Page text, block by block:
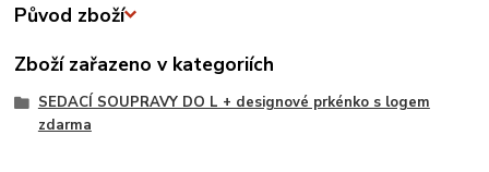
Původ zboží
Zboží zařazeno v kategoriích
SEDACÍ SOUPRAVY DO L + designové prkénko s logem
zdarma